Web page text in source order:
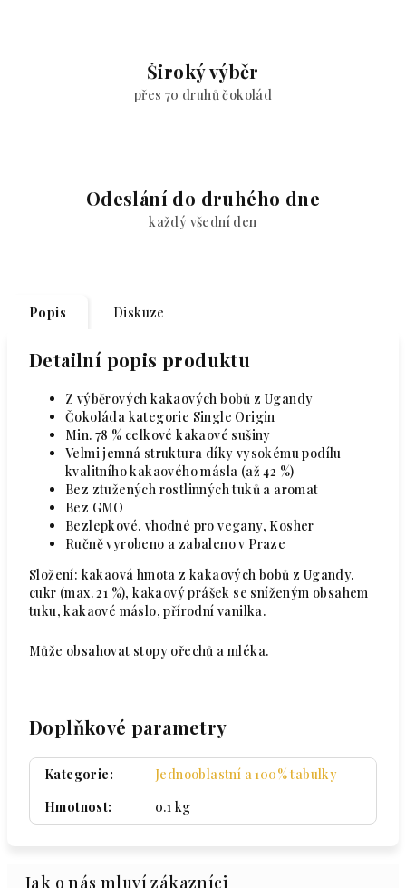
Široký výběr
přes 70 druhů čokolád
Odeslání do druhého dne
každý všední den
Popis Diskuze
Detailní popis produktu
Z výběrových kakaových bobů z Ugandy
Čokoláda kategorie Single Origin
Min. 78 % celkové kakaové sušiny
Velmi jemná struktura díky vysokému podílu
kvalitního kakaového másla (až 42 %)
Bez ztužených rostlinných tuků a aromat
Bez GMO
Bezlepkové, vhodné pro vegany, Kosher
Ručně vyrobeno a zabaleno v Praze
Složení: kakaová hmota z kakaových bobů z Ugandy,
cukr (max. 21 %), kakaový prášek se sníženým obsahem
tuku, kakaové máslo, přírodní vanilka.
Může obsahovat stopy ořechů a mléka.
Doplňkové parametry
Kategorie:
Jednooblastní a 100% tabulky
Hmotnost: 0.1 kg